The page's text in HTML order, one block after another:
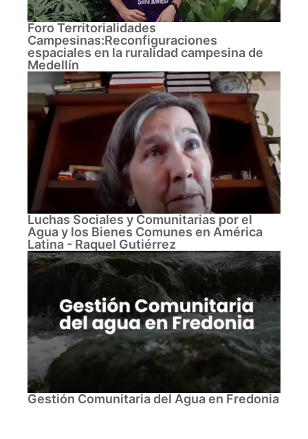
Foro Territorialidades
Campesinas:Reconfiguraciones
espaciales en la ruralidad campesina de
Medellín
Luchas Sociales y Comunitarias por el
Agua y los Bienes Comunes en América
Latina - Raquel Gutiérrez
Gestión Comunitaria del Agua en Fredonia